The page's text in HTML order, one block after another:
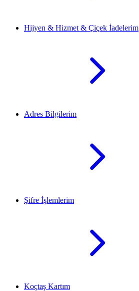
Hijyen & Hizmet & Çiçek İadelerim
Adres Bilgilerim
Şifre İşlemlerim
Koçtaş Kartım